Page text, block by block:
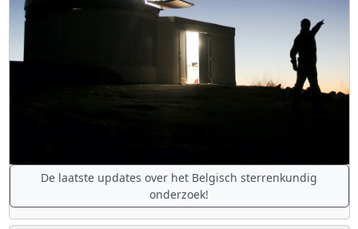
De laatste updates over het Belgisch sterrenkundig
onderzoek!